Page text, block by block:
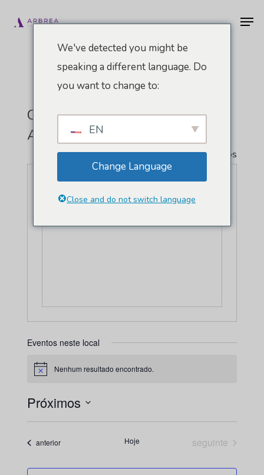
para
Centro De Convenções De
Austin
" Todos Eventos
Endereço
500 E Cesar Chavez St
Austin, TX 78701 Estados Unidos
Eventos neste local
Aviso Nenhum resultado encontrado.
Próximos
Selecione
a Eventos
anterior Hoje Eventos
seguinte
We've detected you might be
speaking a different language. Do
you want to change to:
EN
Change Language
Close and do not switch language